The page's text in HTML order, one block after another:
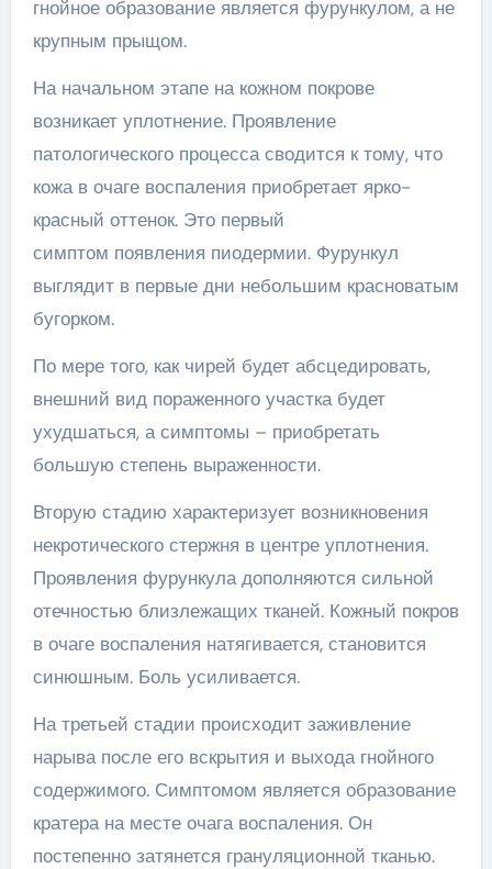
гнойное образование является фурункулом, а не
крупным прыщом.
На начальном этапе на кожном покрове
возникает уплотнение. Проявление
патологического процесса сводится к тому, что
кожа в очаге воспаления приобретает ярко-
красный оттенок. Это первый
симптом появления пиодермии. Фурункул
выглядит в первые дни небольшим красноватым
бугорком.
По мере того, как чирей будет абсцедировать,
внешний вид пораженного участка будет
ухудшаться, а симптомы – приобретать
большую степень выраженности.
Вторую стадию характеризует возникновения
некротического стержня в центре уплотнения.
Проявления фурункула дополняются сильной
отечностью близлежащих тканей. Кожный покров
в очаге воспаления натягивается, становится
синюшным. Боль усиливается.
На третьей стадии происходит заживление
нарыва после его вскрытия и выхода гнойного
содержимого. Симптомом является образование
кратера на месте очага воспаления. Он
постепенно затянется грануляционной тканью.